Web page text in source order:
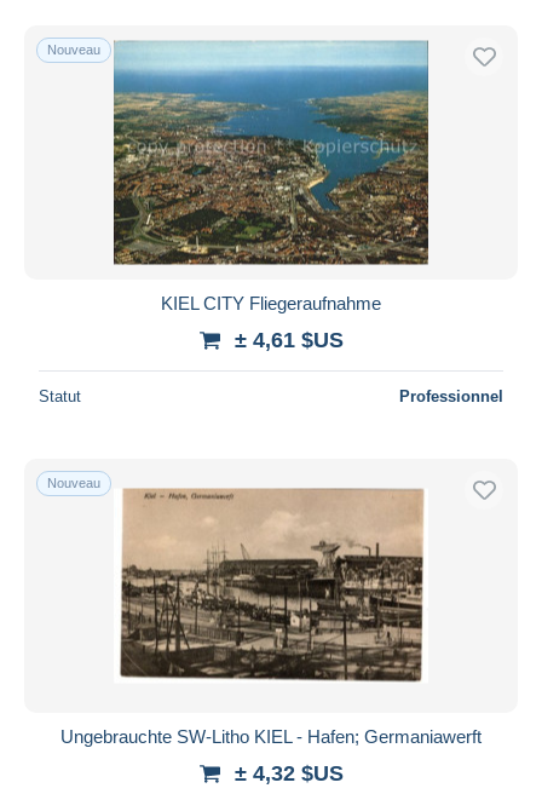
Nouveau
KIEL CITY Fliegeraufnahme
± 4,61 $US
Statut Professionnel
Nouveau
Ungebrauchte SW-Litho KIEL - Hafen; Germaniawerft
± 4,32 $US